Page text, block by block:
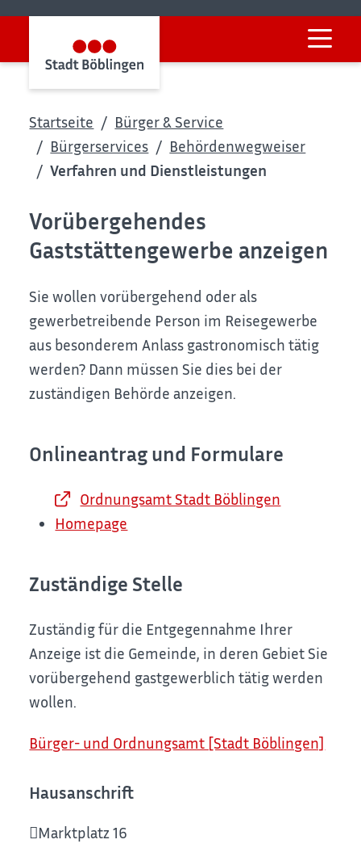
Startseite
Bürger & Service
Bürgerservices
Behördenwegweiser
Verfahren und Dienstleistungen
Vorübergehendes
Gaststättengewerbe anzeigen
Sie wollen vorübergehend oder als
gewerbetreibende Person im Reisegewerbe
aus besonderem Anlass gastronomisch tätig
werden? Dann müssen Sie dies bei der
zuständigen Behörde anzeigen.
Onlineantrag und Formulare
Ordnungsamt Stadt Böblingen
Homepage
Zuständige Stelle
Zuständig für die Entgegennahme Ihrer
Anzeige ist die Gemeinde, in deren Gebiet Sie
vorübergehend gastgewerblich tätig werden
wollen.
Bürger- und Ordnungsamt [Stadt Böblingen]
Hausanschrift
Marktplatz 16